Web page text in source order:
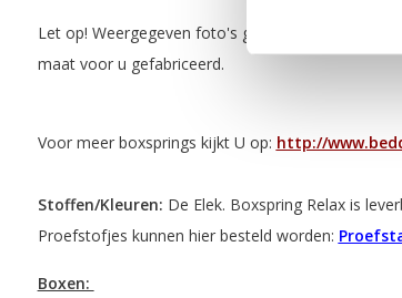
Let op! Weergegeven foto's geven enkel een
maat voor u gefabriceerd.
Voor meer boxsprings kijkt U op: http://
Stoffen/Kleuren: De Elek. Boxspring Relax is
Proefstofjes kunnen hier besteld worden:
Boxen: